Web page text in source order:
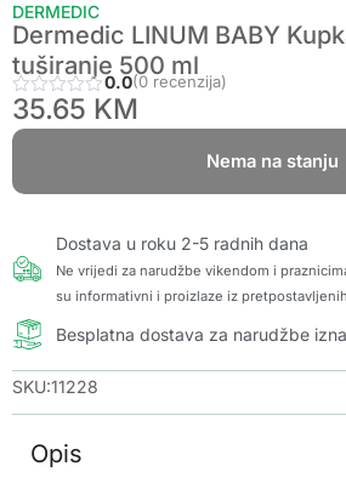
DERMEDIC
Dermedic LINUM BABY
tuširanje 500 ml
0.0(0 recenzija)
35.65 KM
Nema na stanju
Dostava u roku 2-5 radnih dana
Ne vrijedi za narudžbe vikendom i
su informativni i proizlaze iz
Besplatna dostava za narudžbe
SKU:11228
Opis